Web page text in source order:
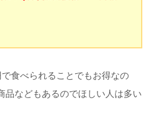
食べられることでもお得なの
品などもあるのでほしい人は多い